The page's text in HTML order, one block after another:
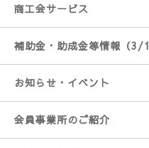
商工会サービス
補助金・助成金等情報（3/
お知らせ・イベント
会員事業所のご紹介